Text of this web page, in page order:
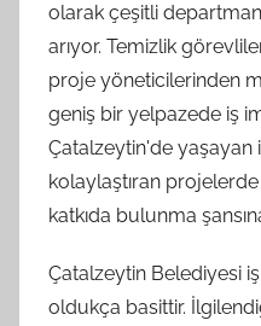
olarak çeşitli
arıyor. Temizlik
proje yöneticilerinden
geniş bir yelpazede iş
Çatalzeytin'de yaşayan
kolaylaştıran
katkıda bulunma
Çatalzeytin Belediyesi
oldukça basittir.